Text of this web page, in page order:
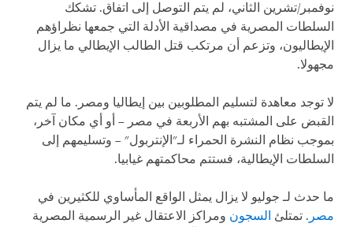
تشرين الثاني، لم يتم التوصل إلى اتفاق. تشكك
المصرية في مصداقية الأدلة التي جمعها نظراؤهم
وتزعم أن مرتكب قتل الطالب الإيطالي ما يزال
معاهدة لتسليم المطلوبين بين إيطاليا ومصر. ما لم يتم
على المشتبه بهم الأربعة في مصر – أو أي مكان آخر،
نظام النشرة الحمراء لـ"الإنتربول" – وتسليمهم إلى
الإيطالية، فستتم محاكمتهم غيابيا.
لـ جوليو لا يزال يمثل الواقع المأساوي للكثيرين في
. تمتلئ السجونومراكز الاعتقال غير الرسمية المصرية